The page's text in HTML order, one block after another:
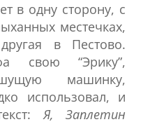
в одну сторону, с
местечках,
в Пестово.
свою “Эрику”,
машинку,
использовал, и
Я, Заплетин